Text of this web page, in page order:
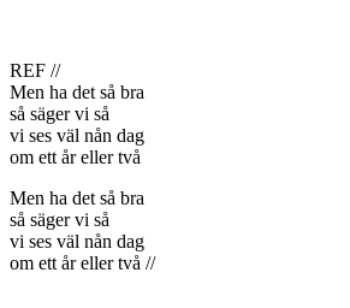
REF //
Men ha det så bra
så säger vi så
vi ses väl nån dag
om ett år eller två
Men ha det så bra
så säger vi så
vi ses väl nån dag
om ett år eller två //